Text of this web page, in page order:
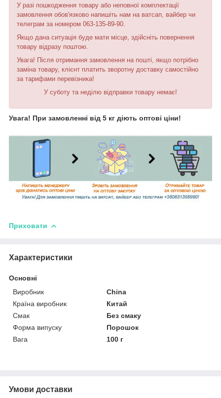
У разі пошкодження товару або неповної комплектації
замовлення обов'язково напишіть нам на ватсап, вайбер чи
телеграм за номером 063-135-89-90.
Якщо дана ситуація буде мати місце, здійсніть повернення
товару відразу поштою.
Увага! Після отримання замовлення на пошті, якщо потрібно
заміна товару, клієнт платить зворотну доставку самостійно
за тарифами перевізника!
У суботу та неділю відправки товару немає!
Увага! При замовленні від 5 кг діють оптові ціни!
Приховати
Характеристики
Основні
Виробник
China
Країна виробник
Китай
Смак
Без смаку
Форма випуску
Порошок
Вага
100 г
Умови доставки